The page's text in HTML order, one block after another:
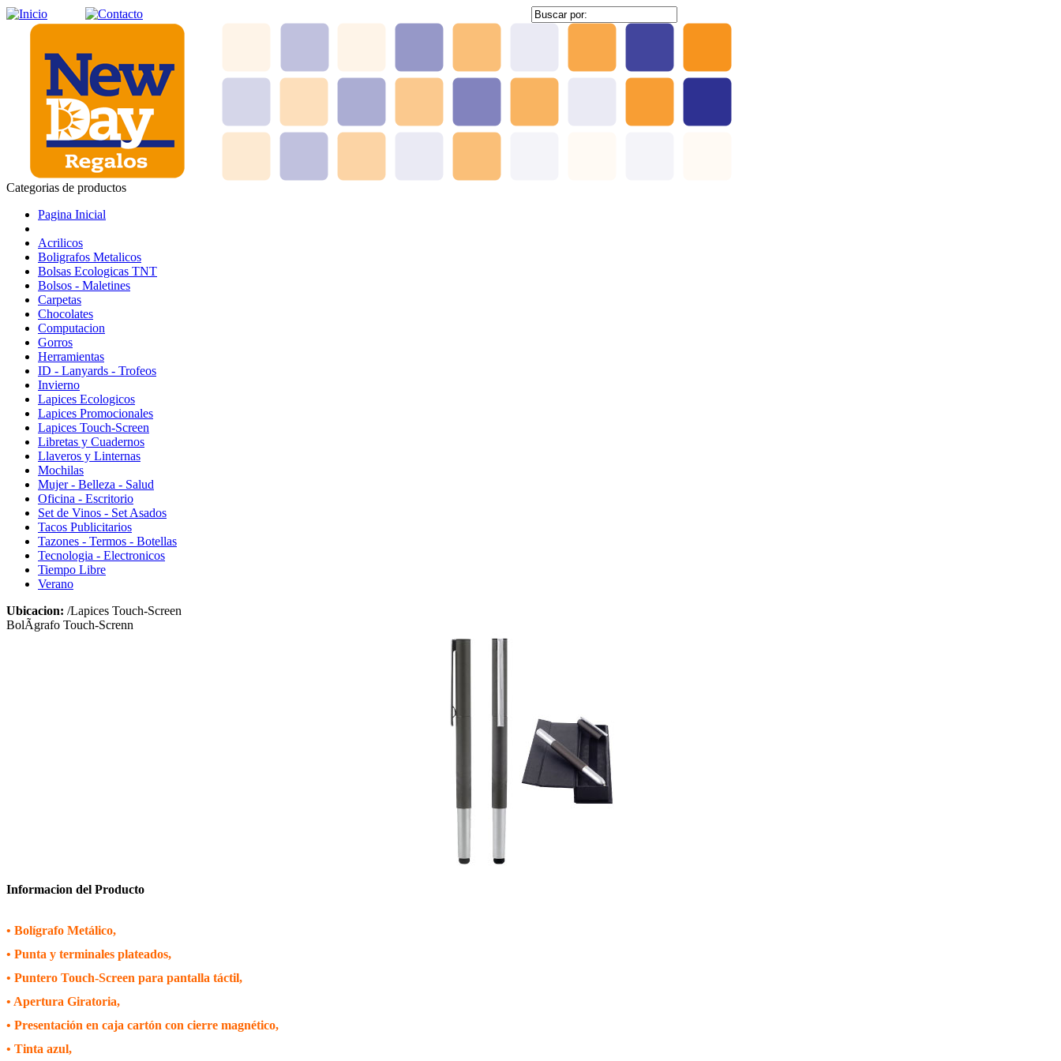
Categorias de productos
Pagina Inicial
Acrilicos
Boligrafos Metalicos
Bolsas Ecologicas TNT
Bolsos - Maletines
Carpetas
Chocolates
Computacion
Gorros
Herramientas
ID - Lanyards - Trofeos
Invierno
Lapices Ecologicos
Lapices Promocionales
Lapices Touch-Screen
Libretas y Cuadernos
Llaveros y Linternas
Mochilas
Mujer - Belleza - Salud
Oficina - Escritorio
Set de Vinos - Set Asados
Tacos Publicitarios
Tazones - Termos - Botellas
Tecnologia - Electronicos
Tiempo Libre
Verano
Ubicacion: /Lapices Touch-Screen
BolÃ­grafo Touch-Screnn
Informacion del Producto
• Bolígrafo Metálico,
• Punta y terminales plateados,
• Puntero Touch-Screen para pantalla táctil,
• Apertura Giratoria,
• Presentación en caja cartón con cierre magnético,
• Tinta azul,